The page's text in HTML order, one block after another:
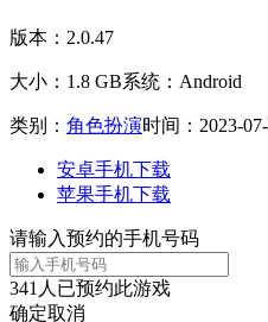
版本：2.0.47
大小：1.8 GB系统：Android
类别： 角色扮演时间：2023-
安卓手机下载
苹果手机下载
请输入预约的手机号码
341 人已预约此游戏
确定取消